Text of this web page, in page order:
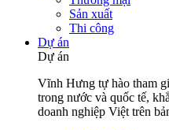
Sản xuất
Thi công
Dự án
Dự án
Vĩnh Hưng tự hào tham
trong nước và quốc tế,
doanh nghiệp Việt trên